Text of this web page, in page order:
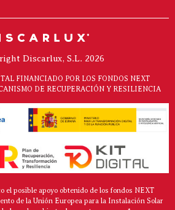
Discarlux, S.L. 2026
FINANCIADO POR LOS FONDOS NEXT
DE RECUPERACIÓN Y RESILIENCIA
el posible apoyo obtenido de los fondos NEXT
de la Unión Europea para la Instalación Solar